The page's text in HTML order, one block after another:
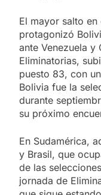
El mayor salto
protagonizó
ante Venezuela
Eliminatorias,
puesto 83, con
Bolivia fue la
durante
su próximo
En Sudamérica,
y Brasil, que
de las
jornada de